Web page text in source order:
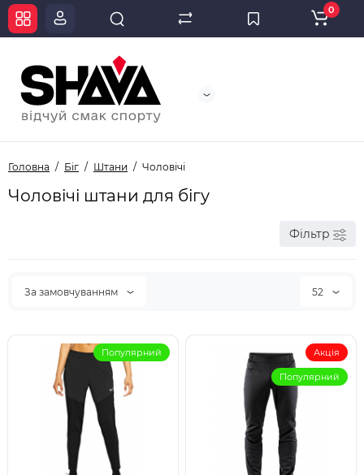
0
Головна Біг Штани Чоловічі
Чоловічі штани для бігу
Фільтр
За замовчуванням 52
Популярний Акція
Популярний